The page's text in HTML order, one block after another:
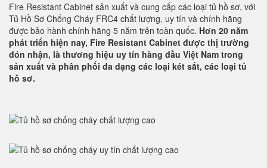
Fire Resistant Cabinet sản xuất và cung cấp các loại tủ hồ sơ, với
Tủ Hồ Sơ Chống Cháy FRC4 chất lượng, uy tín và chính hãng
được bảo hành chính hãng 5 năm trên toàn quốc. Hơn 20 năm
phát triển hiện nay, Fire Resistant Cabinet được thị trường
đón nhận, là thương hiệu uy tín hàng đầu Việt Nam trong
sản xuất và phân phối đa dạng các loại két sắt, các loại tủ
hồ sơ.